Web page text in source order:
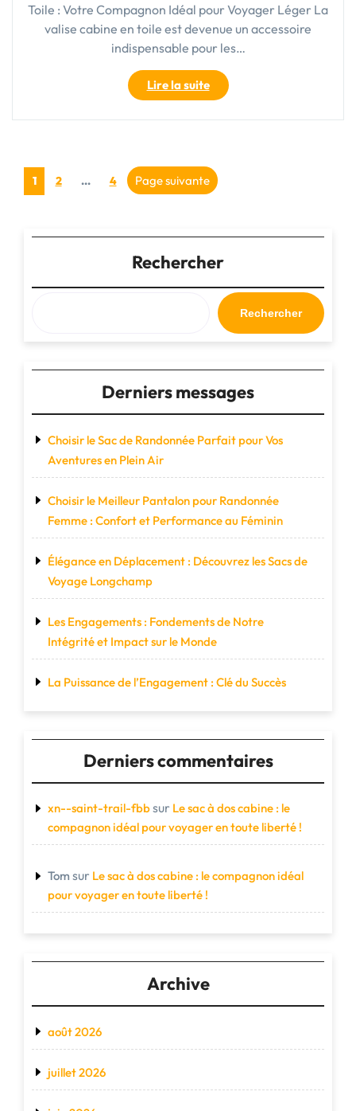
Toile : Votre Compagnon Idéal pour Voyager Léger La
valise cabine en toile est devenue un accessoire
indispensable pour les…
Lire la suite"Voyagez
Léger
avec
La
Valise
Toile,
Votre
Idéal"
Pagination
publications
Page
1 Page
2 … Page
4 Page suivante
Rechercher
Rechercher
Derniers messages
Choisir le Sac de Randonnée Parfait pour Vos
Aventures en Plein Air
Choisir le Meilleur Pantalon pour Randonnée
Femme : Confort et Performance au Féminin
Élégance en Déplacement : Découvrez les Sacs de
Voyage Longchamp
Les Engagements : Fondements de Notre
Intégrité et Impact sur le Monde
La Puissance de l’Engagement : Clé du Succès
Derniers commentaires
xn--saint-trail-fbbsur Le sac à dos cabine : le
compagnon idéal pour voyager en toute liberté !
Tom sur Le sac à dos cabine : le compagnon idéal
pour voyager en toute liberté !
Archive
août 2026
juillet 2026